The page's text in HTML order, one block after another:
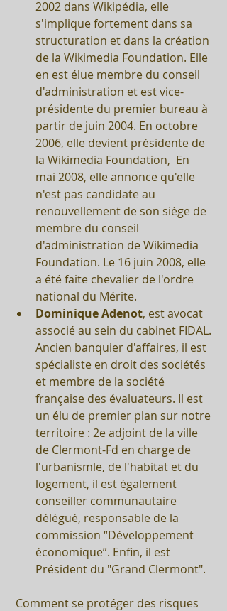
2002 dans Wikipédia, elle
s'implique fortement dans sa
structuration et dans la création
de la Wikimedia Foundation. Elle
en est élue membre du conseil
d'administration et est vice-
présidente du premier bureau à
partir de juin 2004. En octobre
2006, elle devient présidente de
la Wikimedia Foundation,  En
mai 2008, elle annonce qu'elle
n'est pas candidate au
renouvellement de son siège de
membre du conseil
d'administration de Wikimedia
Foundation. Le 16 juin 2008, elle
a été faite chevalier de l'ordre
national du Mérite.
Dominique Adenot, est avocat
associé au sein du cabinet FIDAL.
Ancien banquier d'affaires, il est
spécialiste en droit des sociétés
et membre de la société
française des évaluateurs. Il est
un élu de premier plan sur notre
territoire : 2e adjoint de la ville
de Clermont-Fd en charge de
l'urbanismle, de l'habitat et du
logement, il est également
conseiller communautaire
délégué, responsable de la
commission “Développement
économique”. Enfin, il est
Président du "Grand Clermont".